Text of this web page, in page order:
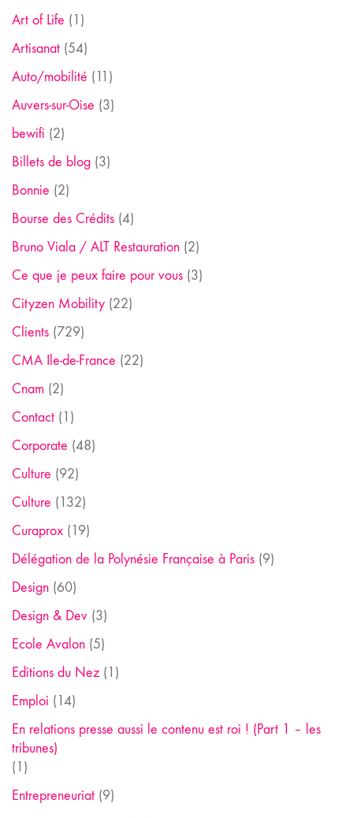
Art of Life (1)
Artisanat (54)
Auto/mobilité (11)
Auvers-sur-Oise (3)
bewifi (2)
Billets de blog (3)
Bonnie (2)
Bourse des Crédits (4)
Bruno Viala / ALT Restauration (2)
Ce que je peux faire pour vous (3)
Cityzen Mobility (22)
Clients (729)
CMA Ile-de-France (22)
Cnam (2)
Contact (1)
Corporate (48)
Culture (92)
Culture (132)
Curaprox (19)
Délégation de la Polynésie Française à Paris (9)
Design (60)
Design & Dev (3)
Ecole Avalon (5)
Editions du Nez (1)
Emploi (14)
En relations presse aussi le contenu est roi ! (Part 1 – les
tribunes)
(1)
Entrepreneuriat (9)